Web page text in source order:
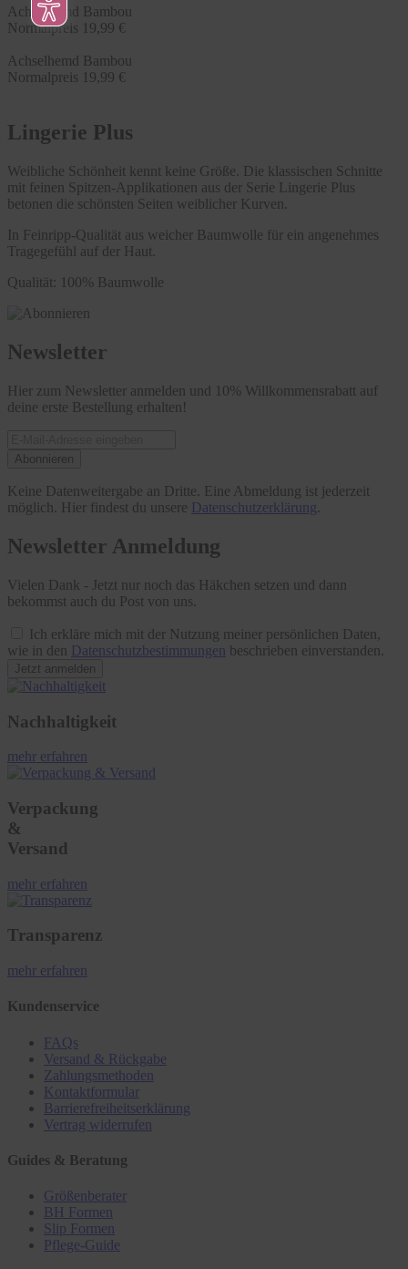
Achselhemd Bambou
Normalpreis 19,99 €
Achselhemd Bambou
Normalpreis 19,99 €
Lingerie Plus
Weibliche Schönheit kennt keine Größe. Die klassischen Schnitte
mit feinen Spitzen-Applikationen aus der Serie Lingerie Plus
betonen die schönsten Seiten weiblicher Kurven.
In Feinripp-Qualität aus weicher Baumwolle für ein angenehmes
Tragegefühl auf der Haut.
Qualität: 100% Baumwolle
Newsletter
Hier zum Newsletter anmelden und 10% Willkommensrabatt auf
deine erste Bestellung erhalten!
Abonnieren
Keine Datenweitergabe an Dritte. Eine Abmeldung ist jederzeit
möglich. Hier findest du unsere Datenschutzerklärung
Newsletter Anmeldung
Vielen Dank - Jetzt nur noch das Häkchen setzen und dann
bekommst auch du Post von uns.
Ich erkläre mich mit der Nutzung meiner persönlichen Daten,
wie in den Datenschutzbestimmungen beschrieben einverstanden.
Jetzt anmelden
Nachhaltigkeit
mehr erfahren
Verpackung
&
Versand
mehr erfahren
Transparenz
mehr erfahren
Kundenservice
FAQs
Versand & Rückgabe
Zahlungsmethoden
Kontaktformular
Barrierefreiheitserklärung
Vertrag widerrufen
Guides & Beratung
Größenberater
BH Formen
Slip Formen
Pflege-Guide